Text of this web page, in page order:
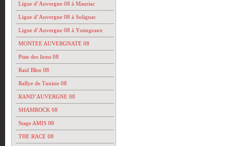
Ligue d’Auvergne 08 à Mauriac
Ligue d’Auvergne 08 à Solignac
Ligue d’Auvergne 08 à Yssingeaux
MONTEE AUVERGNATE 08
Piste des lions 08
Raid Bleu 08
Rallye de Tunisie 08
RAND’AUVERGNE 08
SHAMROCK 08
Stage AMIS 08
THE RACE 08